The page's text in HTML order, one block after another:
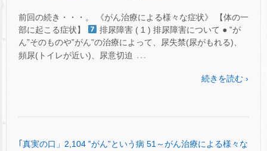
前回の続き・・・。 《がん治療による様々な症状》 【体の一
部に起こる症状】
排尿障害 ( 1 ) 排尿障害について ● ‟が
ん”そのものや‟がん”の治療によって、尿失禁(尿がもれる)、
頻尿(トイレが近い)、尿意切迫 …
続きを読む ›
｢真実の口」2,104 ‟がん”という病 51～がん治療による様々な